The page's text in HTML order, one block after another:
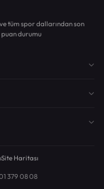
tüm spor dallarından son
durumu
Site Haritası
379 08 08